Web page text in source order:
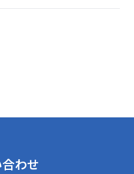
わせ